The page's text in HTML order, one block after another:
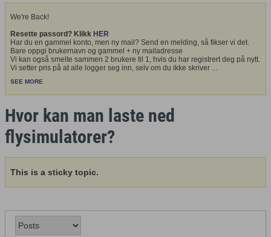
We're Back!
Resette passord? Klikk HER
Har du en gammel konto, men ny mail? Send en melding, så fikser vi det.
Bare oppgi brukernavn og gammel + ny mailadresse
Vi kan også smelte sammen 2 brukere til 1, hvis du har registrert deg på nytt.
Vi setter pris på at alle logger seg inn, selv om du ikke skriver ...
SEE MORE
Hvor kan man laste ned
flysimulatorer?
This is a sticky topic.